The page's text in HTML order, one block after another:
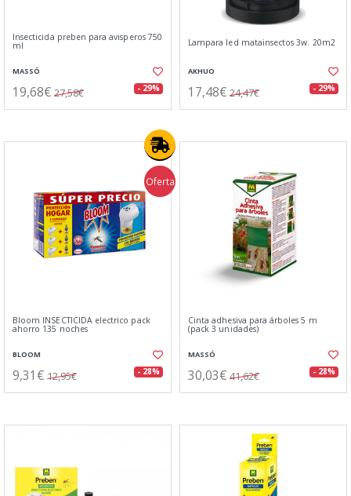
Insecticida preben para avisperos 750
ml
MASSÓ
19,68€ 27,58€ - 29%
Lampara led matainsectos 3w. 20m2
AKHUO
17,48€ 24,47€ - 29%
Oferta
Bloom INSECTICIDA electrico pack
ahorro 135 noches
BLOOM
9,31€ 12,95€ - 28%
Cinta adhesiva para árboles 5 m
(pack 3 unidades)
MASSÓ
30,03€ 41,62€ - 28%